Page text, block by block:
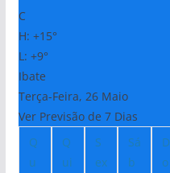
C
H: +15°
L: +9°
Ibate
Terça-Feira, 26 Maio
Ver Previsão de 7 Dias
Q
u
Q
ui
S
ex
Sá
b
D
o